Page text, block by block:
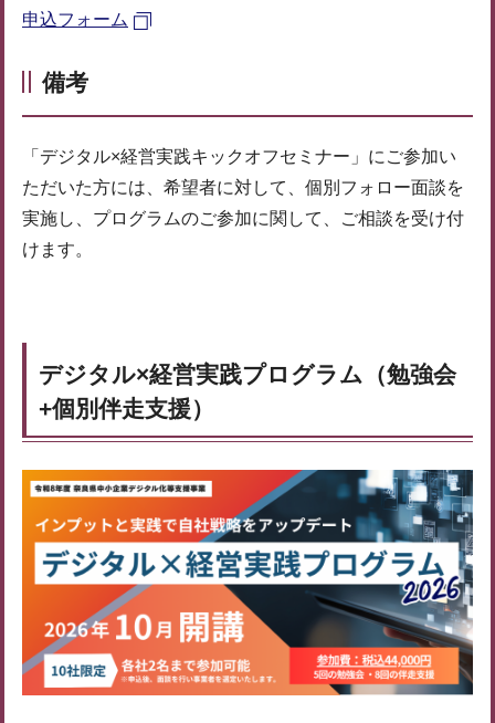
申込フォーム
備考
「デジタル×経営実践キックオフセミナー」にご参加い
ただいた方には、希望者に対して、個別フォロー面談を
実施し、プログラムのご参加に関して、ご相談を受け付
けます。
デジタル×経営実践プログラム（勉強会
+個別伴走支援）